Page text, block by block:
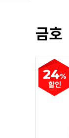
금호
24%
할인